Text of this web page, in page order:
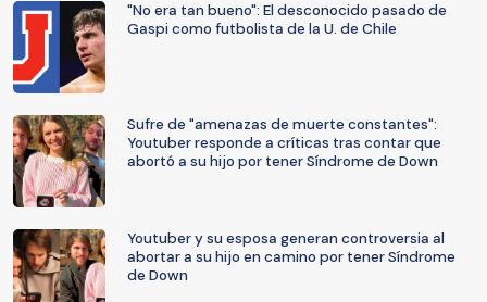
"No era tan bueno": El desconocido pasado de
Gaspi como futbolista de la U. de Chile
Sufre de "amenazas de muerte constantes":
Youtuber responde a críticas tras contar que
abortó a su hijo por tener Síndrome de Down
Youtuber y su esposa generan controversia al
abortar a su hijo en camino por tener Síndrome
de Down